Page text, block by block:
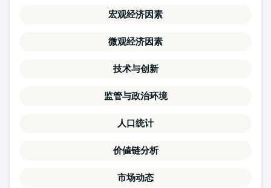
宏观经济因素
微观经济因素
技术与创新
监管与政治环境
人口统计
价値链分析
市场动态